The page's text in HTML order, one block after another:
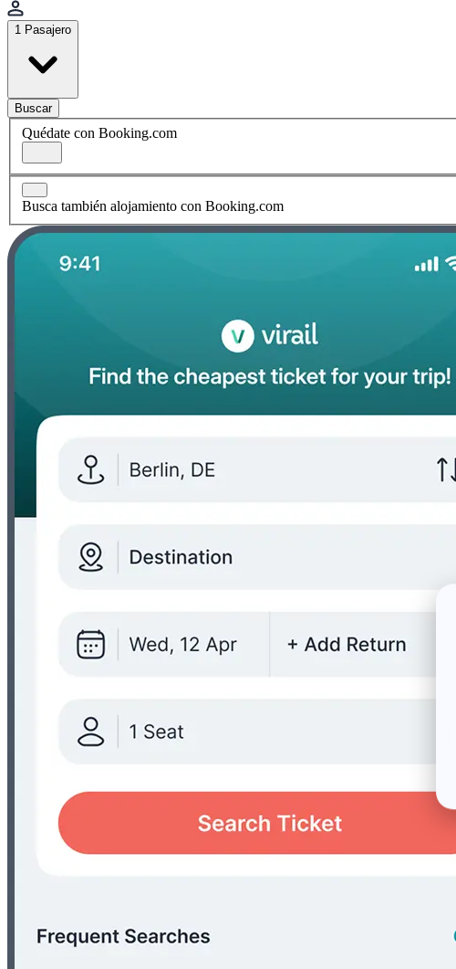
1 Pasajero
Buscar
Quédate con Booking.com
Busca también alojamiento con Booking.com